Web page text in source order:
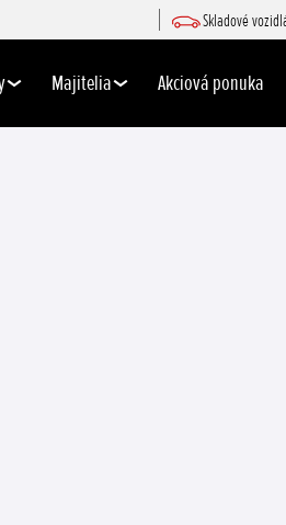
Skladové
Majitelia Akciová ponuka